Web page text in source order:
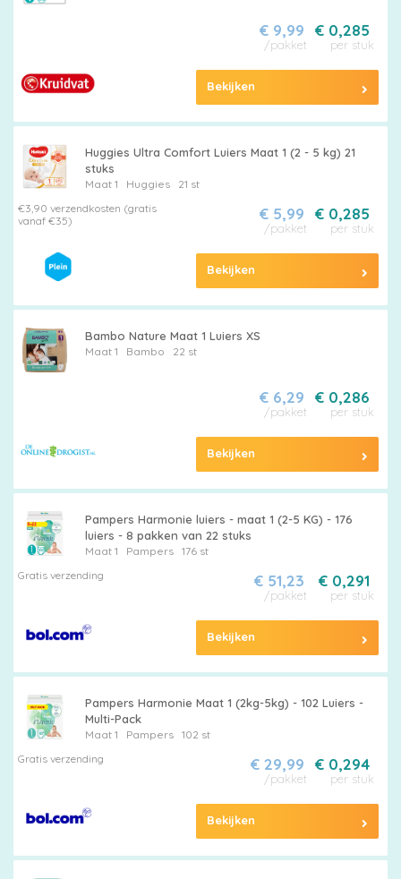
€ 0,285
per stuk
€ 9,99
/pakket
Bekijken
Huggies Ultra Comfort Luiers Maat 1 (2 - 5 kg) 21
stuks
Maat 1 Huggies
21 st
€3,90 verzendkosten (gratis
vanaf €35)
€ 0,285
per stuk
€ 5,99
/pakket
Bekijken
Bambo Nature Maat 1 Luiers XS
Maat 1 Bambo 22 st
€ 0,286
per stuk
€ 6,29
/pakket
Bekijken
Pampers Harmonie luiers - maat 1 (2-5 KG) - 176
luiers - 8 pakken van 22 stuks
Maat 1 Pampers
176 st
Gratis verzending
€ 0,291
per stuk
€ 51,23
/pakket
Bekijken
Pampers Harmonie Maat 1 (2kg-5kg) - 102 Luiers -
Multi-Pack
Maat 1 Pampers
102 st
Gratis verzending
€ 0,294
per stuk
€ 29,99
/pakket
Bekijken